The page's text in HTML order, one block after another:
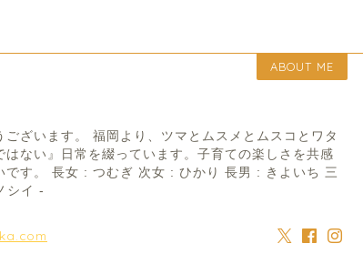
ABOUT ME
ございます。 福岡より、ツマとムスメとムスコとワタ
はない』日常を綴っています。子育ての楽しさを共感
です。 長女 : つむぎ 次女 : ひかり 長男 : きよいち 三
シイ -